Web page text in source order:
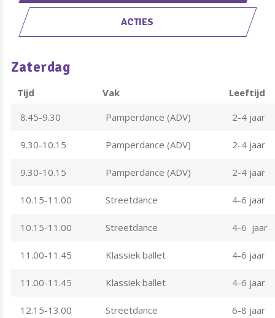
ACTIES
Zaterdag
Tijd Vak
Leeftijd
8.45-9.30
Pamperdance (ADV) 2-4 jaar
9.30-10.15 Pamperdance (ADV) 2-4 jaar
9.30-10.15 Pamperdance (ADV) 2-4 jaar
10.15-11.00 Streetdance 4-6 jaar
10.15-11.00 Streetdance 4-6 jaar
11.00-11.45 Klassiek ballet 4-6 jaar
11.00-11.45 Klassiek ballet 4-6 jaar
12.15-13.00 Streetdance 6-8 jaar